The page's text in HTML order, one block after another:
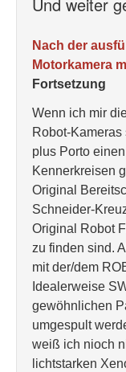
Nach der
Motorkamera
Fortsetzung
Wenn ich mir
Robot-
plus Porto
Kennerkreisen
Original
Schneider-
Original Robot
zu finden sind.
mit der/dem
Idealerweise
gewöhnlichen
umgespult
weiß ich nioch
lichtstarken